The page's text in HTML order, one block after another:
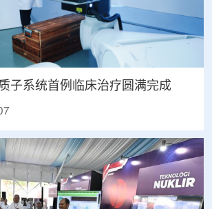
子系统首例临床治疗圆满完成